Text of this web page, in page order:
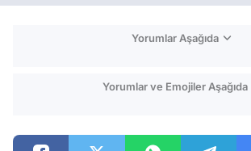
Yorumlar Aşağıda
Yorumlar ve Emojiler Aşağıda